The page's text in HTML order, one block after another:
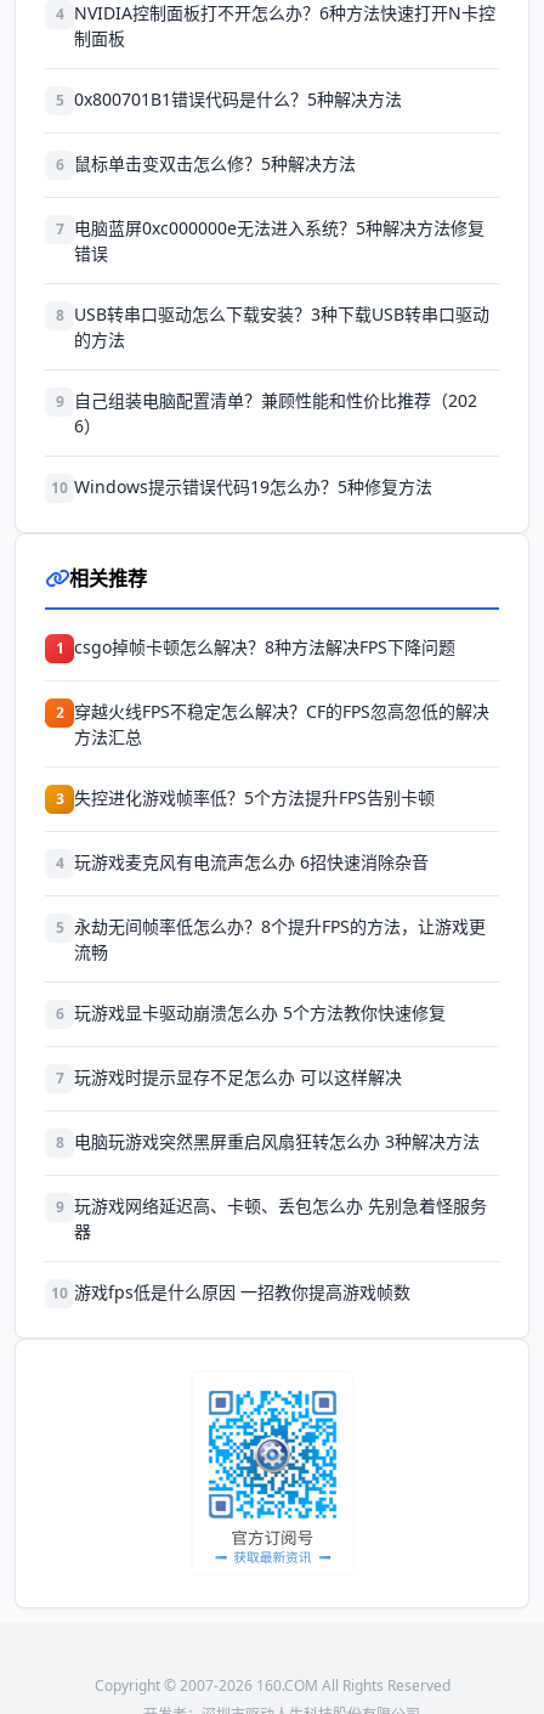
4 NVIDIA控制面板打不开怎么办？6种方法快速打开N卡控
制面板
5 0x800701B1错误代码是什么？5种解决方法
6 鼠标单击变双击怎么修？5种解决方法
7 电脑蓝屏0xc000000e无法进入系统？5种解决方法修复
错误
8 USB转串口驱动怎么下载安装？3种下载USB转串口驱动
的方法
9
自己组装电脑配置清单？兼顾性能和性价比推荐（202
6）
10 Windows提示错误代码19怎么办？5种修复方法
相关推荐
1 csgo掉帧卡顿怎么解决？8种方法解决FPS下降问题
2 穿越火线FPS不稳定怎么解决？CF的FPS忽高忽低的解决
方法汇总
3 失控进化游戏帧率低？5个方法提升FPS告别卡顿
4 玩游戏麦克风有电流声怎么办 6招快速消除杂音
5 永劫无间帧率低怎么办？8个提升FPS的方法，让游戏更
流畅
6 玩游戏显卡驱动崩溃怎么办 5个方法教你快速修复
7 玩游戏时提示显存不足怎么办 可以这样解决
8 电脑玩游戏突然黑屏重启风扇狂转怎么办 3种解决方法
9 玩游戏网络延迟高、卡顿、丢包怎么办 先别急着怪服务
器
10 游戏fps低是什么原因 一招教你提高游戏帧数
Copyright © 2007-2026 160.COM All Rights Reserved